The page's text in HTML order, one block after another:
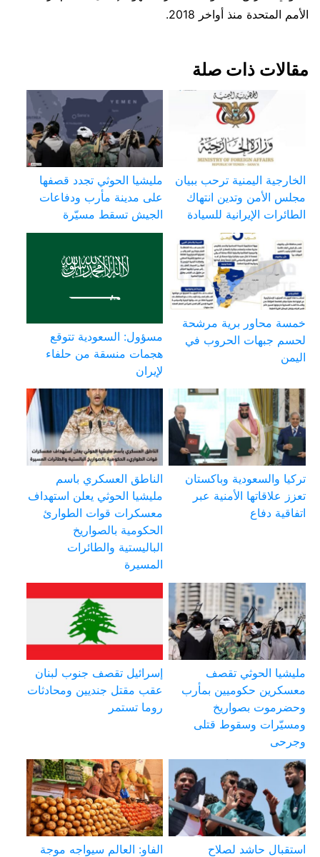
الأمم المتحدة منذ أواخر 2018.
مقالات ذات صلة
الخارجية اليمنية ترحب ببيان
مجلس الأمن وتدين انتهاك
الطائرات الإيرانية للسيادة
مليشيا الحوثي تجدد قصفها
على مدينة مأرب ودفاعات
الجيش تسقط مسيّرة
خمسة محاور برية مرشحة
لحسم جبهات الحروب في
اليمن
مسؤول: السعودية تتوقع
هجمات منسقة من حلفاء
لإيران
تركيا والسعودية وباكستان
تعزز علاقاتها الأمنية عبر
اتفاقية دفاع
الناطق العسكري باسم
مليشيا الحوثي يعلن استهداف
معسكرات قوات الطوارئ
الحكومية بالصواريخ
الباليستية والطائرات
المسيرة
مليشيا الحوثي تقصف
معسكرين حكوميين بمأرب
وحضرموت بصواريخ
ومسيّرات وسقوط قتلى
وجرحى
إسرائيل تقصف جنوب لبنان
عقب مقتل جنديين ومحادثات
روما تستمر
استقبال حاشد لصلاح
الفاو: العالم سيواجه موجة